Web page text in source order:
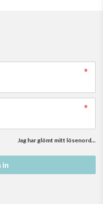
Jag har glömt mitt lösenord...
in